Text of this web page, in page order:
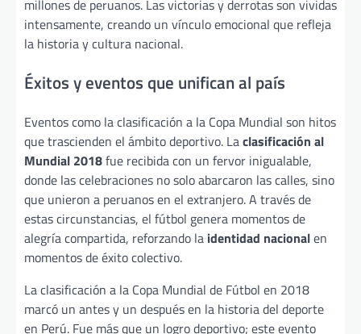
millones de peruanos. Las victorias y derrotas son vividas
intensamente, creando un vínculo emocional que refleja
la historia y cultura nacional.
Éxitos y eventos que unifican al país
Eventos como la clasificación a la Copa Mundial son hitos
que trascienden el ámbito deportivo. Laclasificación al
Mundial 2018fue recibida con un fervor inigualable,
donde las celebraciones no solo abarcaron las calles, sino
que unieron a peruanos en el extranjero. A través de
estas circunstancias, el fútbol genera momentos de
alegría compartida, reforzando la identidad nacionalen
momentos de éxito colectivo.
La clasificación a la Copa Mundial de Fútbol en 2018
marcó un antes y un después en la historia del deporte
en Perú. Fue más que un logro deportivo; este evento